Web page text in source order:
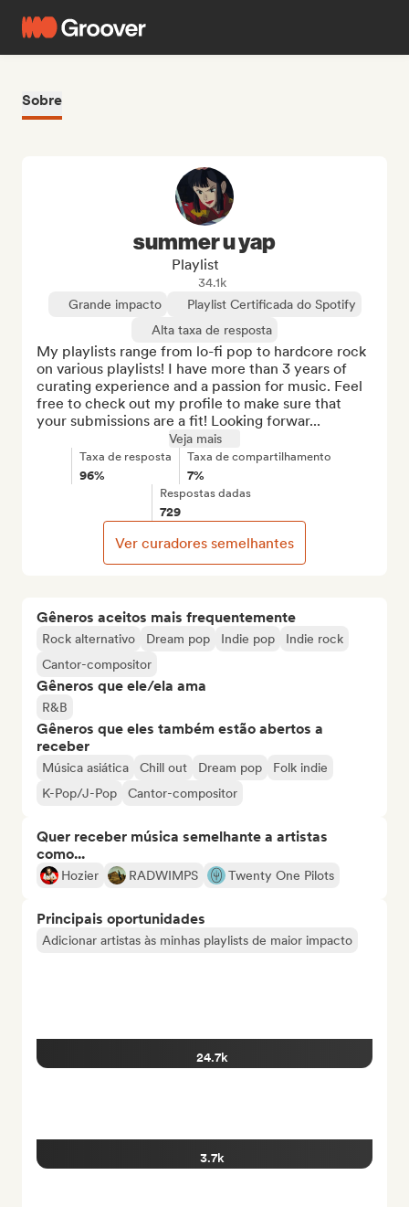
Sobre
Gêneros aceitos mais frequentemente
Rock alternativo Dream pop Indie pop
Indie rock
Cantor-compositor
Gêneros que ele/ela ama
R&B
Gêneros que eles também estão abertos a
receber
Música asiática Chill out Dream pop
Folk indie
K-Pop/J-Pop
Cantor-compositor
Quer receber música semelhante a artistas
como...
Hozier RADWIMPS Twenty One Pilots
Principais oportunidades
Adicionar artistas às minhas playlists de maior impacto
24.7k
3.7k
summer u yap
Playlist
34.1k
Grande impacto
Playlist Certificada do Spotify
Alta taxa de resposta
My playlists range from lo-fi pop to hardcore rock
on various playlists! I have more than 3 years of
curating experience and a passion for music. Feel
free to check out my profile to make sure that
your submissions are a fit! Looking forwar...
Veja mais
Taxa de resposta
96%
Taxa de compartilhamento
7%
Respostas dadas
729
Ver curadores semelhantes